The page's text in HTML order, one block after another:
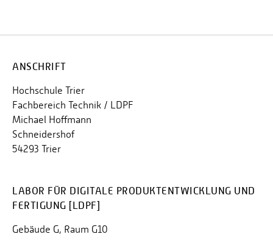
ANSCHRIFT
Hochschule Trier
Fachbereich Technik / LDPF
Michael Hoffmann
Schneidershof
54293 Trier
LABOR FÜR DIGITALE PRODUKTENTWICKLUNG UND
FERTIGUNG [LDPF]
Gebäude G, Raum G10